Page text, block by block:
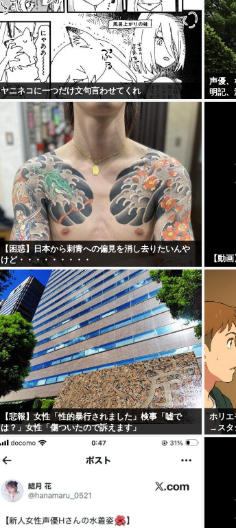
ヤニネコに一つだけ文句言わせてくれ
声優、
明記、
【困惑】日本から刺青への偏見を消し去りたいんや
けど・・・・・・・・・
【動
【悲報】女性「性的暴行されました」検事「嘘で
は？」女性「傷ついたので訴えます」
ホリエ
→スタ
くて不